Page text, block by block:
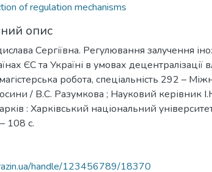
of regulation mechanisms
опис
Сергіївна. Регулювання залучення
ЄС та Україні в умовах децентралізації
робота, спеціальність 292 –
/ В.С. Разумкова ; Науковий керівник
: Харківський національний
108 с.
handle/123456789/18370